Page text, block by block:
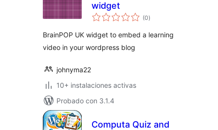
widget
(0total
de
)
BrainPOP UK widget to embed a learning
video in your wordpress blog
johnyma22
10+ instalaciones activas
Probado con 3.1.4
Computa Quiz and